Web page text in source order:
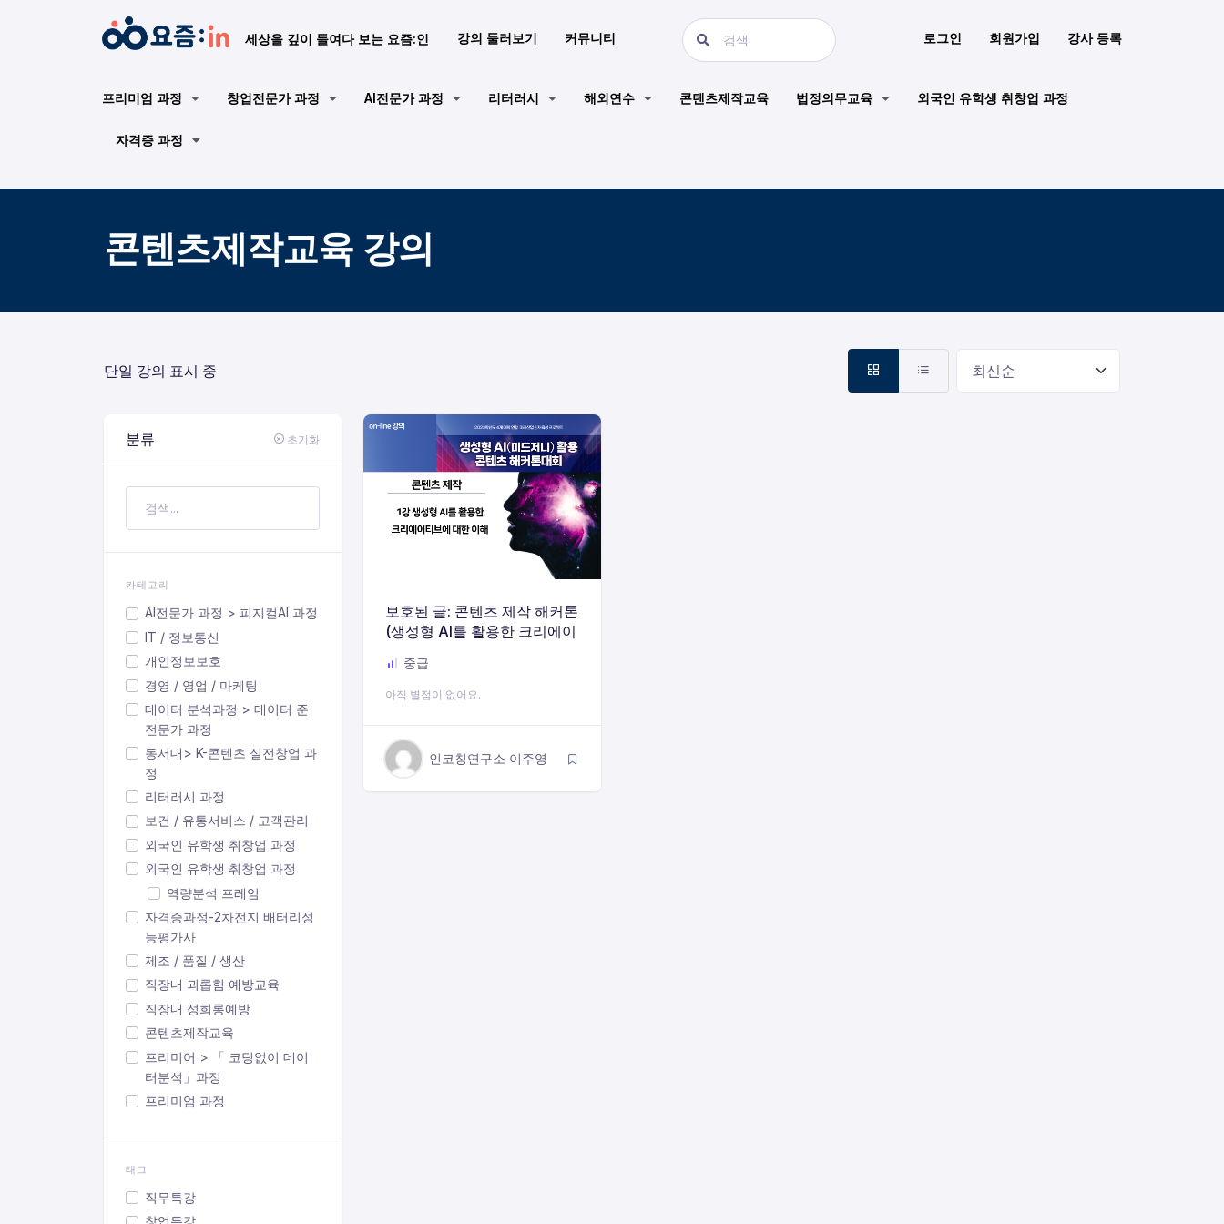
세상을 깊이 들여다 보는 요즘:인 강의 둘러보기 커뮤니티 로그인 회원가입 강사 등록
프리미엄 과정 창업전문가 과정 AI전문가 과정 리터러시 해외연수 콘텐츠제작교육 법정의무교육 외국인 유학생 취창업 과정
자격증 과정
콘텐츠제작교육 강의
단일 강의 표시 중 최신순
분류 초기화
카테고리
AI전문가 과정 > 피지컬AI 과정
IT / 정보통신
개인정보보호
경영 / 영업 / 마케팅
데이터 분석과정 > 데이터 준
전문가 과정
동서대> K-콘텐츠 실전창업 과
정
리터러시 과정
보건 / 유통서비스 / 고객관리
외국인 유학생 취창업 과정
외국인 유학생 취창업 과정
역량분석 프레임
자격증과정-2차전지 배터리성
능평가사
제조 / 품질 / 생산
직장내 괴롭힘 예방교육
직장내 성희롱예방
콘텐츠제작교육
프리미어 > 「 코딩없이 데이
터분석」과정
프리미엄 과정
태그
직무특강
보호된 글: 콘텐츠 제작 해커톤
(생성형 AI를 활용한 크리에이
중급
아직 별점이 없어요.
인코칭연구소 이주영